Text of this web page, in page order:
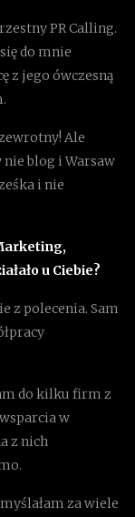
PR Calling.
do mnie
z jego ówczesną
Ale
nie blog i Warsaw
i nie
u Ciebie?
z polecenia. Sam
do kilku firm z
w
z nich
za wiele